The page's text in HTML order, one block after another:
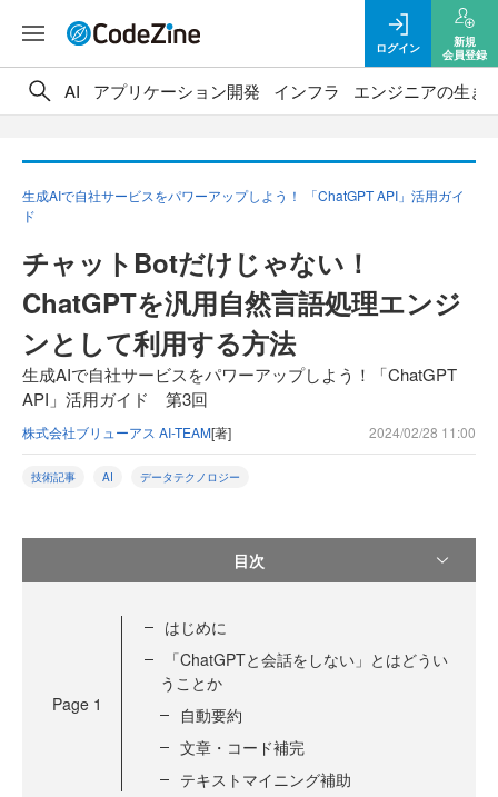
ログイン
新規
会員登録
AI アプリケーション開発 インフラ エンジニアの生き
生成AIで自社サービスをパワーアップしよう！ 「ChatGPT API」活用ガイ
ド
チャットBotだけじゃない！
ChatGPTを汎用自然言語処理エンジ
ンとして利用する方法
生成AIで自社サービスをパワーアップしよう！「ChatGPT
API」活用ガイド 第3回
株式会社ブリューアス AI-TEAM[著] 2024/02/28 11:00
技術記事 AI データテクノロジー
目次
Page 1
はじめに
「ChatGPTと会話をしない」とはどうい
うことか
自動要約
文章・コード補完
テキストマイニング補助